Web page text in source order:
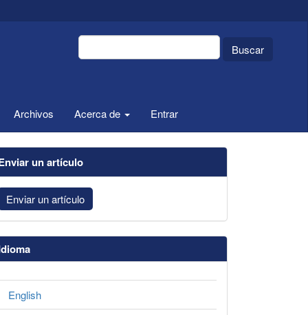
Buscar
Archivos Acerca de Entrar
un artículo
Enviar un artículo
English